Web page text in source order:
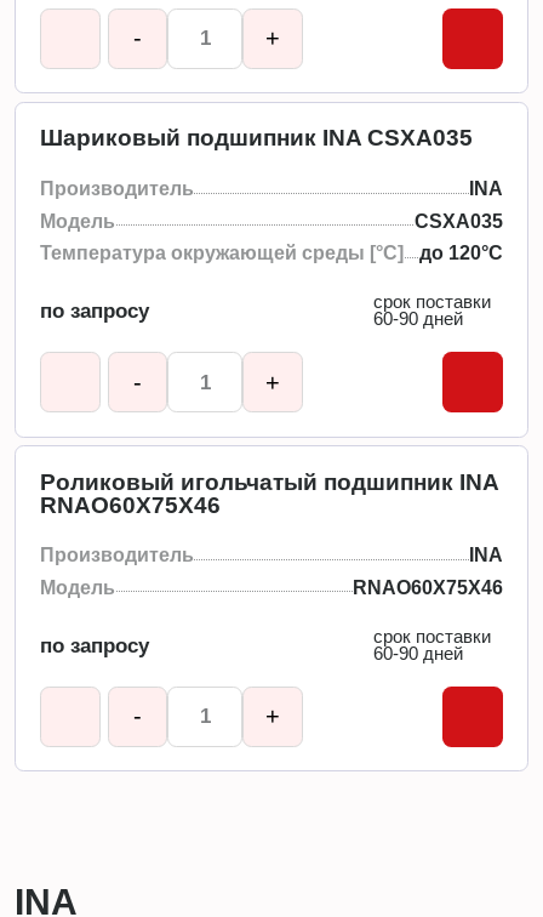
- +
Шариковый подшипник INA CSXA035
Производитель
INA
Модель
CSXA035
Температура окружающей среды [°C]
до 120°C
по запросу
срок поставки
60-90 дней
- +
Роликовый игольчатый подшипник INA
RNAO60X75X46
Производитель
INA
Модель
RNAO60X75X46
по запросу
срок поставки
60-90 дней
- +
INA